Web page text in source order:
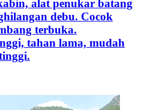
alat penukar batang
debu. Cocok
terbuka.
tahan lama, mudah